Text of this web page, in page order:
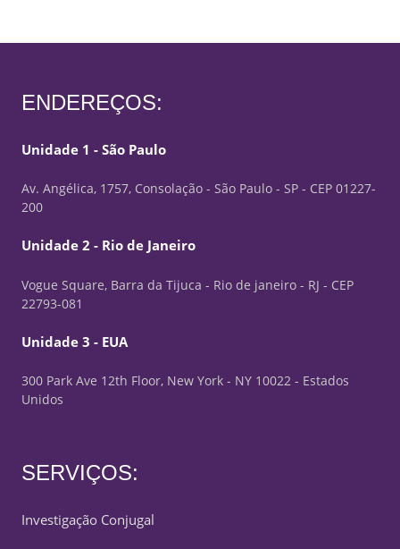
ENDEREÇOS:
Unidade 1 - São Paulo
Av. Angélica, 1757, Consolação - São Paulo - SP - CEP 01227-
200
Unidade 2 - Rio de Janeiro
Vogue Square, Barra da Tijuca - Rio de janeiro - RJ - CEP
22793-081
Unidade 3 - EUA
300 Park Ave 12th Floor, New York - NY 10022 - Estados
Unidos
SERVIÇOS:
Investigação Conjugal